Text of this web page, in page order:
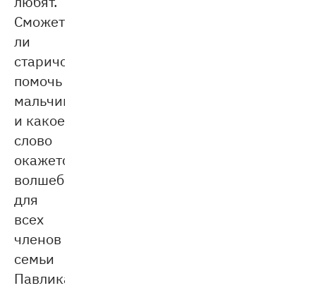
Сможет
ли
старичок
помочь
мальчику,
и какое
слово
окажется
волшебным
для
всех
членов
семьи
Павлика.